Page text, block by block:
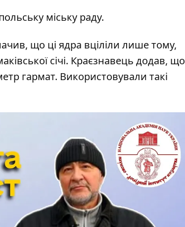
міську раду.
що ці ядра вціліли лише тому,
січі. Краєзнавець додав, що
гармат. Використовували такі